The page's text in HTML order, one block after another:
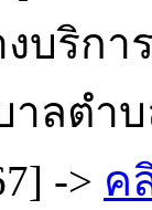
บริก
ลตำบ
-> ค